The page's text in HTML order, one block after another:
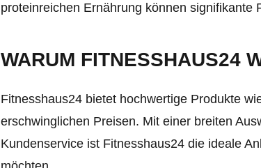
proteinreichen Ernährung können
WARUM FITNESSHAUS24
Fitnesshaus24 bietet hochwertige Produkte
erschwinglichen Preisen. Mit einer breiten
Kundenservice ist Fitnesshaus24 die ideale